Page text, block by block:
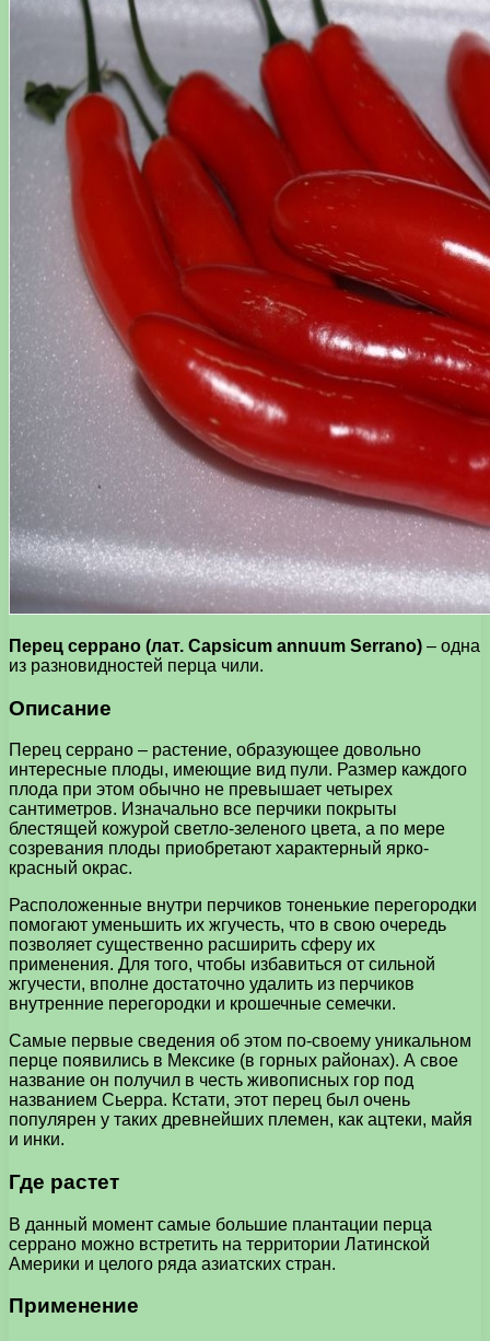
Перец серрано (лат. Capsicum annuum Serrano) – одна
из разновидностей перца чили.
Описание
Перец серрано – растение, образующее довольно
интересные плоды, имеющие вид пули. Размер каждого
плода при этом обычно не превышает четырех
сантиметров. Изначально все перчики покрыты
блестящей кожурой светло-зеленого цвета, а по мере
созревания плоды приобретают характерный ярко-
красный окрас.
Расположенные внутри перчиков тоненькие перегородки
помогают уменьшить их жгучесть, что в свою очередь
позволяет существенно расширить сферу их
применения. Для того, чтобы избавиться от сильной
жгучести, вполне достаточно удалить из перчиков
внутренние перегородки и крошечные семечки.
Самые первые сведения об этом по-своему уникальном
перце появились в Мексике (в горных районах). А свое
название он получил в честь живописных гор под
названием Сьерра. Кстати, этот перец был очень
популярен у таких древнейших племен, как ацтеки, майя
и инки.
Где растет
В данный момент самые большие плантации перца
серрано можно встретить на территории Латинской
Америки и целого ряда азиатских стран.
Применение